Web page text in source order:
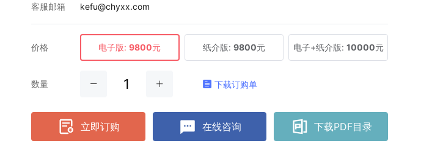
客服邮箱
kefu@chyxx.com
价格 电子版: 9800元 纸介版: 9800元 电子+纸介版: 10000元
数量 下载订购单
立即订购 在线咨询 下载PDF目录